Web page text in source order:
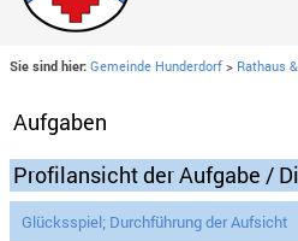
Sie sind hier: Gemeinde Hunderdorf > Rathaus
Aufgaben
Profilansicht der Aufgabe /
Glücksspiel; Durchführung der Aufsicht